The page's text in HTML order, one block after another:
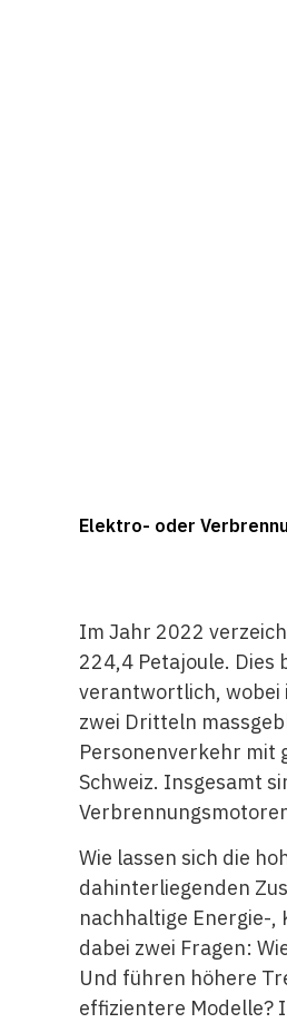
Elektro- oder
Im Jahr 2022
224,4 Petajoule. Dies
verantwortlich, wobei
zwei Dritteln
Personenverkehr mit
Schweiz. Insgesamt
Wie lassen sich die
dahinterliegenden
nachhaltige Energie-,
dabei zwei Fragen:
Und führen höhere
effizientere Modelle?